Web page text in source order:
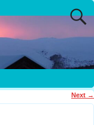
Next →